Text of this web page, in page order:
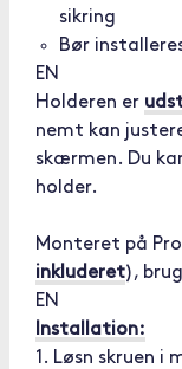
sikring
Bør
EN
Holderen er
nemt kan
skærmen. Du
holder.
Monteret på
inkluderet),
EN
Installation:
1. Løsn skruen i